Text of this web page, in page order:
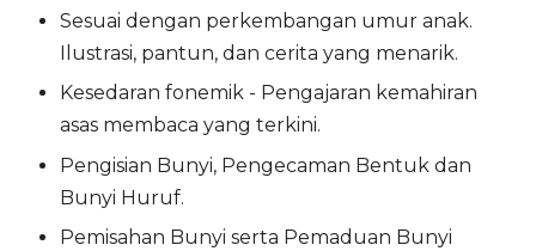
Sesuai dengan perkembangan umur anak.
Ilustrasi, pantun, dan cerita yang menarik.
Kesedaran fonemik - Pengajaran kemahiran
asas membaca yang terkini.
Pengisian Bunyi, Pengecaman Bentuk dan
Bunyi Huruf.
Pemisahan Bunyi serta Pemaduan Bunyi